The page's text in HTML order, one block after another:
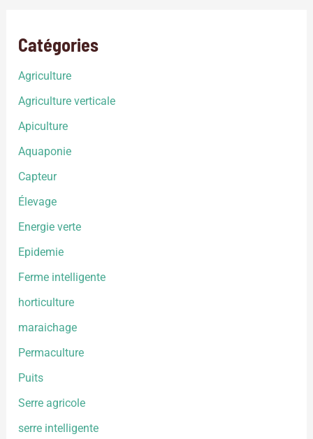
Catégories
Agriculture
Agriculture verticale
Apiculture
Aquaponie
Capteur
Élevage
Energie verte
Epidemie
Ferme intelligente
horticulture
maraichage
Permaculture
Puits
Serre agricole
serre intelligente